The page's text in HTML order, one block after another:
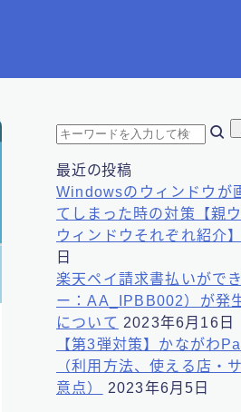
最近の投稿
Windowsのウィンドウが
てしまった時の対策【親
ウィンドウそれぞれ紹介】
日
楽天ペイ請求書払いがで
ー：AA_IPBB002）が発
について 2023年6月16日
【第3弾対策】かながわ
（利用方法、使える店・
意点）
2023年6月5日